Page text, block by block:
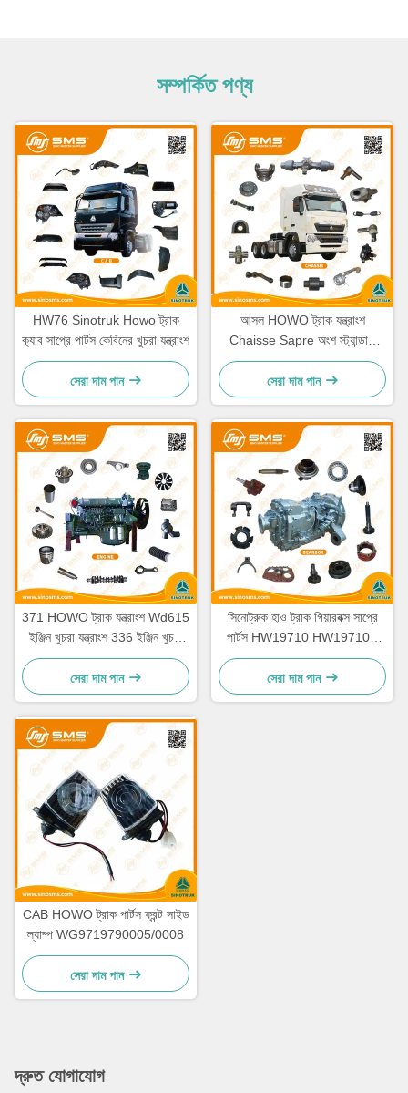
সম্পর্কিত পণ্য
HW76 Sinotruk Howo ট্রাক
ক্যাব সাপ্রে পার্টস কেবিনের খুচরা যন্ত্রাংশ
সেরা দাম পান
আসল HOWO ট্রাক যন্ত্রাংশ
Chaisse Sapre অংশ স্ট্যান্ডার্ড
আকার
সেরা দাম পান
371 HOWO ট্রাক যন্ত্রাংশ Wd615
ইঞ্জিন খুচরা যন্ত্রাংশ 336 ইঞ্জিন খুচরা
যন্ত্রাংশ
সেরা দাম পান
সিনোট্রুক হাও ট্রাক গিয়ারবক্স সাপ্রে
পার্টস HW19710 HW19710T
HW19712
সেরা দাম পান
CAB HOWO ট্রাক পার্টস ফ্রন্ট সাইড
ল্যাম্প WG9719790005/0008
সেরা দাম পান
দ্রুত যোগাযোগ